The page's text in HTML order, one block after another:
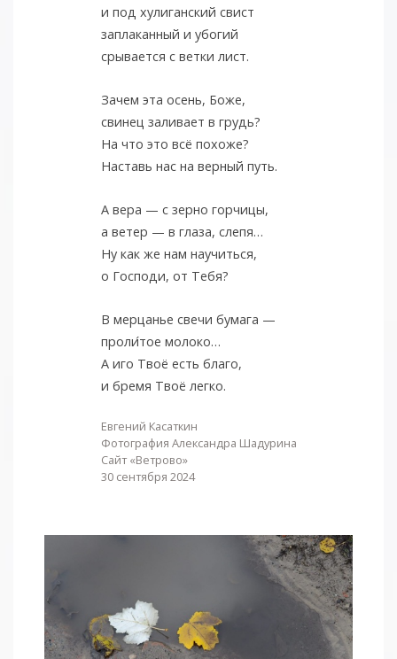
и под хулиганский свист
заплаканный и убогий
срывается с ветки лист.
Зачем эта осень, Боже,
свинец заливает в грудь?
На что это всё похоже?
Наставь нас на верный путь.
А вера — с зерно горчицы,
а ветер — в глаза, слепя…
Ну как же нам научиться,
о Господи, от Тебя?
В мерцанье свечи бумага —
пролитое молоко…
А иго Твоё есть благо,
и бремя Твоё легко.
Евгений Касаткин
Фотография Александра Шадурина
Сайт «Ветрово»
30 сентября 2024